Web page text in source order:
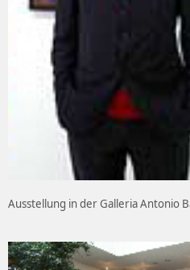
Ausstellung in der Galleria Antonio